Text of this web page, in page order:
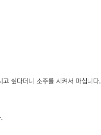
싶다더니 소주를 시켜서 마십니다.